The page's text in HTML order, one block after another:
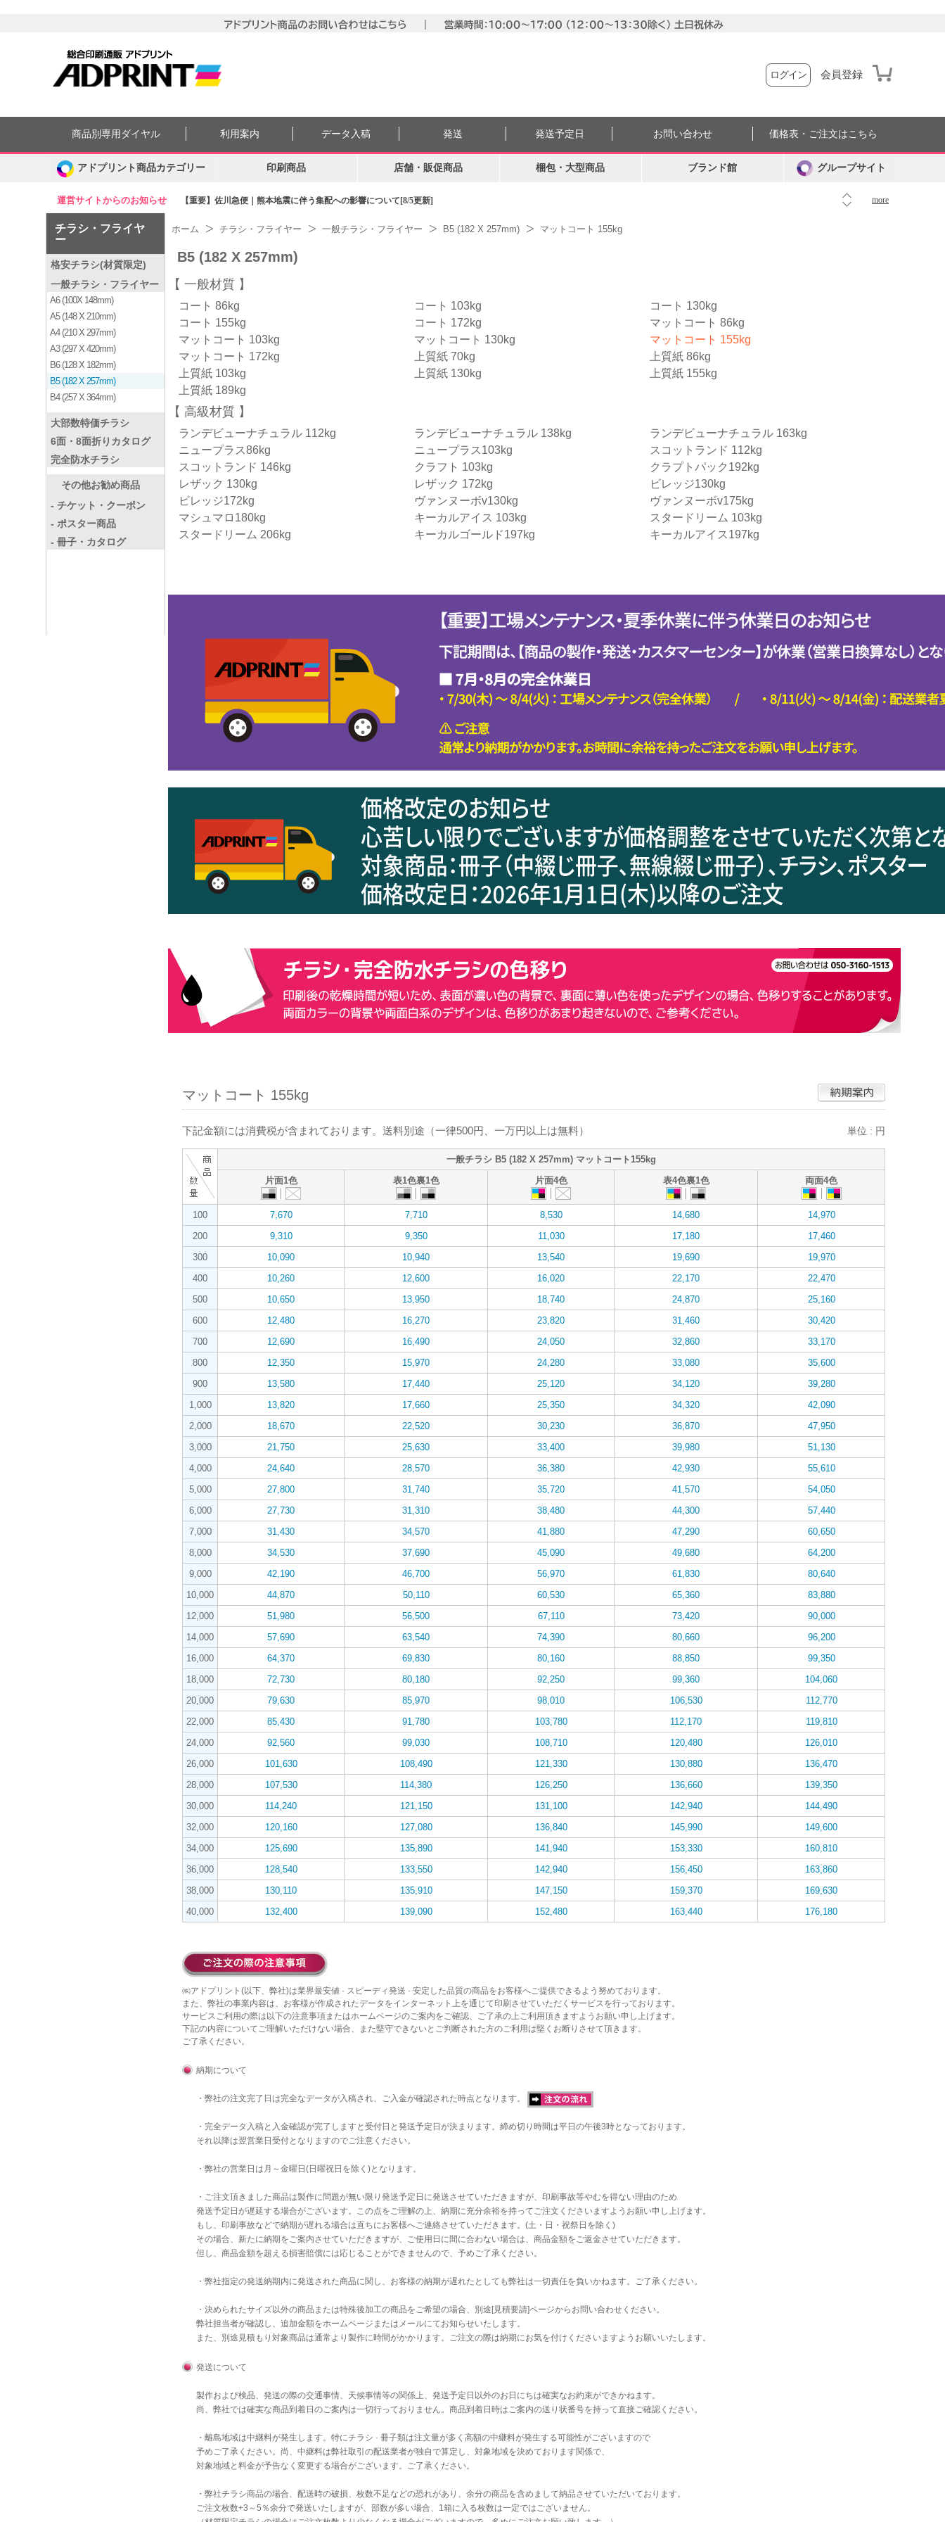
ログイン 会員登録
運営サイトからのお知らせ 【重要】佐川急便｜熊本地震に伴う集配への影響について[8/5更新] more
商品別専用ダイヤル 利用案内 データ入稿 発送 発送予定日 お問い合わせ 価格表・ご注文はこちら
アドプリント商品カテゴリー 印刷商品 店舗・販促商品 梱包・大型商品 ブランド館 グループサイト
チラシ・フライヤ
ー
格安チラシ(材質限定)
一般チラシ・フライヤー
A6 (100X 148mm)
A5 (148 X 210mm)
A4 (210 X 297mm)
A3 (297 X 420mm)
B6 (128 X 182mm)
B5 (182 X 257mm)
B4 (257 X 364mm)
大部数特価チラシ
6面・8面折りカタログ
完全防水チラシ
その他お勧め商品
- チケット・クーポン
- ポスター商品
- 冊子・カタログ
ホーム チラシ・フライヤー 一般チラシ・フライヤー B5 (182 X 257mm) マットコート 155kg
B5 (182 X 257mm)
一般材質
コート 86kg コート 103kg
コート 130kg
コート 155kg
コート 172kg
マットコート 86kg
マットコート 103kg
マットコート 130kg
マットコート 155kg
マットコート 172kg
上質紙 70kg
上質紙 86kg
上質紙 103kg
上質紙 130kg
上質紙 155kg
上質紙 189kg
高級材質
ランデビューナチュラル 112kg ランデビューナチュラル 138kg
ランデビューナチュラル 163kg
ニュープラス86kg
ニュープラス103kg
スコットランド 112kg
スコットランド 146kg
クラフト 103kg
クラプトパック192kg
レザック 130kg
レザック 172kg
ビレッジ130kg
ビレッジ172kg
ヴァンヌーボv130kg
ヴァンヌーボv175kg
マシュマロ180kg
キーカルアイス 103kg
スタードリーム 103kg
スタードリーム 206kg
キーカルゴールド197kg キーカルアイス197kg
マットコート 155kg
下記金額には消費税が含まれております。送料別途（一律500円、一万円以上は無料） 単位 : 円
一般チラシ B5 (182 X 257mm) マットコート155kg
片面1色
表1色裏1色 片面4色 表4色裏1色 両面4色
100 7,670 7,710 8,530 14,680
14,970
200
9,310 9,350 11,030 17,180
17,460
300
10,090 10,940 13,540 19,690
19,970
400
10,260 12,600 16,020 22,170
22,470
500
10,650 13,950 18,740 24,870
25,160
600
12,480 16,270 23,820 31,460
30,420
700
12,690 16,490 24,050 32,860
33,170
800
12,350 15,970 24,280 33,080
35,600
900
13,580 17,440 25,120 34,120
39,280
1,000
13,820 17,660 25,350 34,320
42,090
2,000
18,670 22,520 30,230 36,870
47,950
3,000
21,750 25,630 33,400 39,980
51,130
4,000
24,640 28,570 36,380 42,930
55,610
5,000
27,800 31,740 35,720 41,570
54,050
6,000
27,730 31,310 38,480 44,300
57,440
7,000
31,430 34,570 41,880 47,290
60,650
8,000
34,530 37,690 45,090 49,680
64,200
9,000
42,190 46,700 56,970 61,830
80,640
10,000
44,870 50,110 60,530 65,360
83,880
12,000
51,980 56,500 67,110 73,420
90,000
14,000
57,690 63,540 74,390 80,660
96,200
16,000
64,370 69,830 80,160 88,850
99,350
18,000
72,730 80,180 92,250 99,360
104,060
20,000
79,630 85,970 98,010 106,530
112,770
22,000
85,430 91,780 103,780 112,170
119,810
24,000
92,560 99,030 108,710 120,480
126,010
26,000
101,630 108,490 121,330 130,880
136,470
28,000
107,530 114,380 126,250 136,660
139,350
30,000
114,240 121,150 131,100 142,940
144,490
32,000
120,160 127,080 136,840 145,990
149,600
34,000
125,690 135,890 141,940 153,330
160,810
36,000
128,540 133,550 142,940 156,450
163,860
38,000
130,110 135,910 147,150 159,370
169,630
40,000
132,400 139,090 152,480 163,440 176,180
㈱アドプリント(以下、弊社)は業界最安値 · スピーディ発送 · 安定した品質の商品をお客様へご提供できるよう努めております。
また、弊社の事業内容は、お客様が作成されたデータをインターネット上を通じて印刷させていただくサービスを行っております。
サービスご利用の際は以下の注意事項またはホームページのご案内をご確認、ご了承の上ご利用頂きますようお願い申し上げます。
下記の内容についてご理解いただけない場合、また堅守できないとご判断された方のご利用は堅くお断りさせて頂きます。
ご了承ください。
納期について
・弊社の注文完了日は完全なデータが入稿され、ご入金が確認された時点となります。
・完全データ入稿と入金確認が完了しますと受付日と発送予定日が決まります。締め切り時間は平日の午後3時となっております。
それ以降は翌営業日受付となりますのでご注意ください。
・弊社の営業日は月～金曜日(日曜祝日を除く)となります。
・ご注文頂きました商品は製作に問題が無い限り発送予定日に発送させていただきますが、印刷事故等やむを得ない理由のため
発送予定日が遅延する場合がございます。この点をご理解の上、納期に充分余裕を持ってご注文くださいますようお願い申し上げます。
もし、印刷事故などで納期が遅れる場合は直ちにお客様へご連絡させていただきます。(土・日・祝祭日を除く)
その場合、新たに納期をご案内させていただきますが、ご使用日に間に合わない場合は、商品金額をご返金させていただきます。
但し、商品金額を超える損害賠償には応じることができませんので、予めご了承ください。
・弊社指定の発送納期内に発送された商品に関し、お客様の納期が遅れたとしても弊社は一切責任を負いかねます。ご了承ください。
・決められたサイズ以外の商品または特殊後加工の商品をご希望の場合、別途[見積要請]ページからお問い合わせください。
弊社担当者が確認し、追加金額をホームページまたはメールにてお知らせいたします。
また、別途見積もり対象商品は通常より製作に時間がかかります。ご注文の際は納期にお気を付けくださいますようお願いいたします。
発送について
製作および検品、発送の際の交通事情、天候事情等の関係上、発送予定日以外のお日にちは確実なお約束ができかねます。
尚、弊社では確実な商品到着日のご案内は一切行っておりません。商品到着日時はご案内の送り状番号を持って直接ご確認ください。
・離島地域は中継料が発生します。特にチラシ · 冊子類は注文量が多く高額の中継料が発生する可能性がございますので
予めご了承ください。尚、中継料は弊社取引の配送業者が独自で算定し、対象地域を決めております関係で、
対象地域と料金が予告なく変更する場合がございます。ご了承ください。
・弊社チラシ商品の場合、配送時の破損、枚数不足などの恐れがあり、余分の商品を含めまして納品させていただいております。
ご注文枚数+3～5％余分で発送いたしますが、部数が多い場合、1箱に入る枚数は一定ではございません。